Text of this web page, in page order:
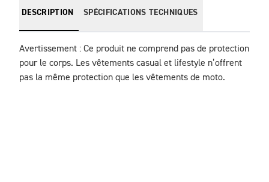
DESCRIPTION SPÉCIFICATIONS TECHNIQUES
Avertissement : Ce produit ne comprend pas de protection
pour le corps. Les vêtements casual et lifestyle n’offrent
pas la même protection que les vêtements de moto.